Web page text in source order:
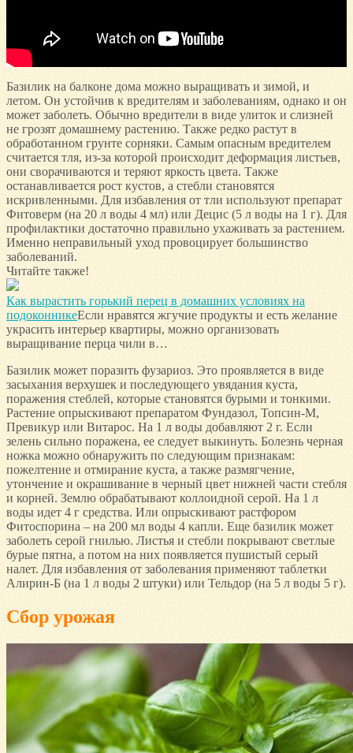
Базилик на балконе дома можно выращивать и зимой, и
летом. Он устойчив к вредителям и заболеваниям, однако и он
может заболеть. Обычно вредители в виде улиток и слизней
не грозят домашнему растению. Также редко растут в
обработанном грунте сорняки. Самым опасным вредителем
считается тля, из-за которой происходит деформация листьев,
они сворачиваются и теряют яркость цвета. Также
останавливается рост кустов, а стебли становятся
искривленными. Для избавления от тли используют препарат
Фитоверм (на 20 л воды 4 мл) или Децис (5 л воды на 1 г). Для
профилактики достаточно правильно ухаживать за растением.
Именно неправильный уход провоцирует большинство
заболеваний.
Читайте также!
Как вырастить горький перец в домашних условиях на
подоконникеЕсли нравятся жгучие продукты и есть желание
украсить интерьер квартиры, можно организовать
выращивание перца чили в…
Базилик может поразить фузариоз. Это проявляется в виде
засыхания верхушек и последующего увядания куста,
поражения стеблей, которые становятся бурыми и тонкими.
Растение опрыскивают препаратом Фундазол, Топсин-М,
Превикур или Витарос. На 1 л воды добавляют 2 г. Если
зелень сильно поражена, ее следует выкинуть. Болезнь черная
ножка можно обнаружить по следующим признакам:
пожелтение и отмирание куста, а также размягчение,
утончение и окрашивание в черный цвет нижней части стебля
и корней. Землю обрабатывают коллоидной серой. На 1 л
воды идет 4 г средства. Или опрыскивают растфором
Фитоспорина – на 200 мл воды 4 капли. Еще базилик может
заболеть серой гнилью. Листья и стебли покрывают светлые
бурые пятна, а потом на них появляется пушистый серый
налет. Для избавления от заболевания применяют таблетки
Алирин-Б (на 1 л воды 2 штуки) или Тельдор (на 5 л воды 5 г).
Сбор урожая